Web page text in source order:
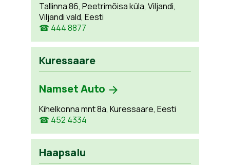
Tallinna 86, Peetrimõisa küla, Viljandi,
Viljandi vald, Eesti
☎ 444 8877
Kuressaare
Namset Auto
Kihelkonna mnt 8a, Kuressaare, Eesti
☎ 452 4334
Haapsalu